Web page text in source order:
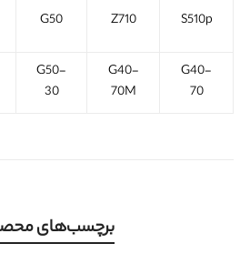
S510p
Z710
G50
G40-
70
G40-
70M
G50-
30
برچسب‌های